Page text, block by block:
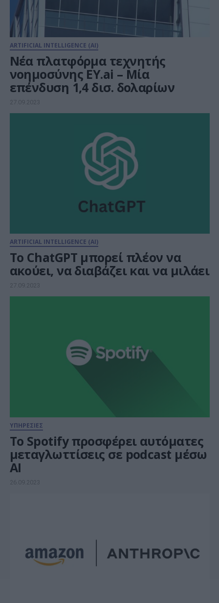
ARTIFICIAL INTELLIGENCE (AI)
Νέα πλατφόρμα τεχνητής
νοημοσύνης EY.ai – Μία
επένδυση 1,4 δισ. δολαρίων
27.09.2023
ARTIFICIAL INTELLIGENCE (AI)
To ChatGPT μπορεί πλέον να
ακούει, να διαβάζει και να μιλάει
27.09.2023
ΥΠΗΡΕΣΙΕΣ
Το Spotify προσφέρει αυτόματες
μεταγλωττίσεις σε podcast μέσω
AI
26.09.2023